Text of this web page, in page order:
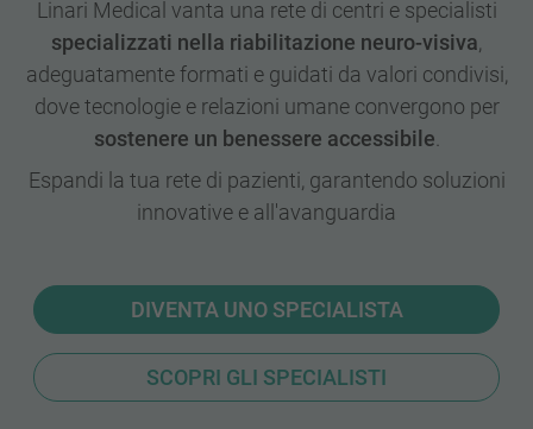
Linari Medical vanta una rete di centri e specialisti
specializzati nella riabilitazione neuro-visiva,
adeguatamente formati e guidati da valori condivisi,
dove tecnologie e relazioni umane convergono per
sostenere un benessere accessibile.
Espandi la tua rete di pazienti, garantendo soluzioni
innovative e all'avanguardia
DIVENTA UNO SPECIALISTA
SCOPRI GLI SPECIALISTI